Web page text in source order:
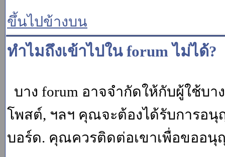
ขึ้นไปข้างบน
ทำไมถึงเข้าไปใน forum ไม่ได้?
บาง forum อาจจำกัดให้กับผู้ใช้บ
โพสต์, ฯลฯ คุณจะต้องได้รับการอนุ
บอร์ด. คุณควรติดต่อเขาเพื่อขออนุ